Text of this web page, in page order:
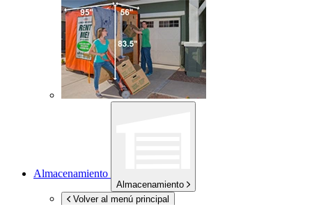
Almacenamiento
Almacenamiento
Volver al menú principal